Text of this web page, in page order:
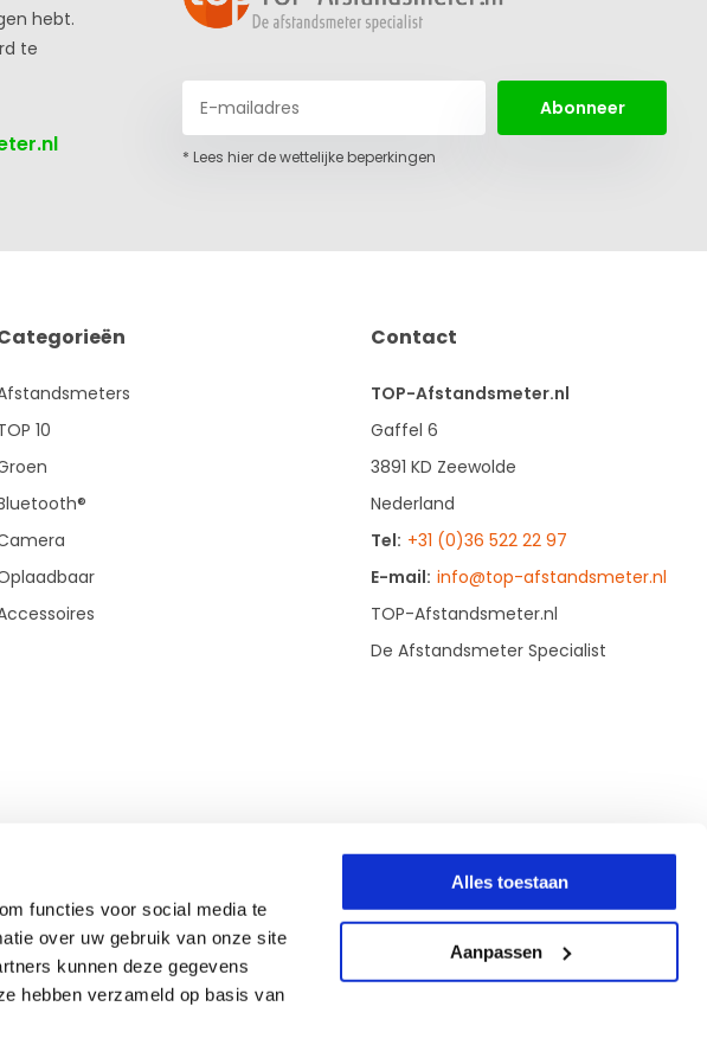
functies voor social media te
over uw gebruik van onze site
kunnen deze gegevens
hebben verzameld op basis van
Alles toestaan
Aanpassen
hebt.
te
Abonneer
* Lees hier de wettelijke beperkingen
10
Contact
TOP-Afstandsmeter.nl
Gaffel 6
3891 KD Zeewolde
Nederland
Tel: +31 (0)36 522 22 97
E-mail: info@top-afstandsmeter.nl
TOP-Afstandsmeter.nl
De Afstandsmeter Specialist
-RSS-feed